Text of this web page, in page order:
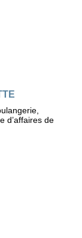
d’affaires de